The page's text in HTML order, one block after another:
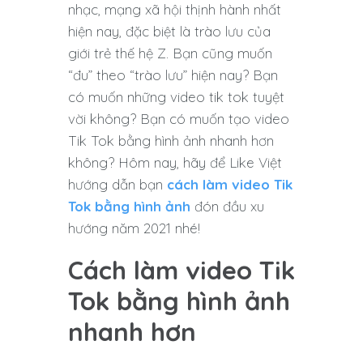
nhạc, mạng xã hội thịnh hành nhất
hiện nay, đặc biệt là trào lưu của
giới trẻ thế hệ Z. Bạn cũng muốn
“đu” theo “trào lưu” hiện nay? Bạn
có muốn những video tik tok tuyệt
vời không? Bạn có muốn tạo video
Tik Tok bằng hình ảnh nhanh hơn
không? Hôm nay, hãy để Like Việt
hướng dẫn bạn cách làm video Tik
Tok bằng hình ảnh đón đầu xu
hướng năm 2021 nhé!
Cách làm video Tik
Tok bằng hình ảnh
nhanh hơn